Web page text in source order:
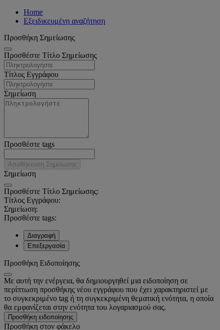
Home
Εξειδικευμένη αναζήτηση
Προσθήκη Σημείωσης
Προσθέστε Τίτλο Σημείωσης
Τίτλος Εγγράφου
Σημείωση
Προσθέστε tags
Αποθήκευση Σημείωσης
Σημείωση
Προσθέστε Τίτλο Σημείωσης:
Τίτλος Εγγράφου:
Σημείωση:
Προσθέστε tags:
Διαγραφή
Επεξεργασία
Προσθήκη Ειδοποίησης
Με αυτή την ενέργεια, θα δημιουργηθεί μια ειδοποίηση σε
περίπτωση προσθήκης νέου εγγράφου που έχει χαρακτηριστεί με
το συγκεκριμένο tag ή τη συγκεκριμένη θεματική ενότητα, η οποία
θα εμφανίζεται στην ενότητα του λογαριασμού σας.
Προσθήκη ειδοποίησης
Προσθήκη στον φάκελο